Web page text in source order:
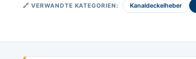
🔗 VERWANDTE KATEGORIEN: Kanaldeckelheber